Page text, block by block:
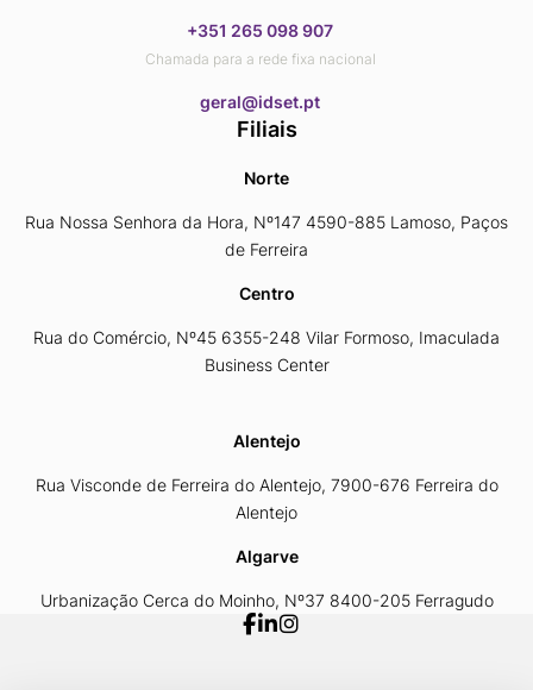
+351 265 098 907
Chamada para a rede fixa nacional
​​​​​​​geral@idset.pt
Filiais
Norte
Rua Nossa Senhora da Hora, Nº147 4590-885 Lamoso, Paços
de Ferreira
Centro
Rua do Comércio, Nº45 6355-248 Vilar Formoso, Imaculada
Business Center
Alentejo
Rua Visconde de Ferreira do Alentejo, 7900-676 Ferreira do
Alentejo
Algarve
Urbanização Cerca do Moinho, Nº37 8400-205 Ferragudo